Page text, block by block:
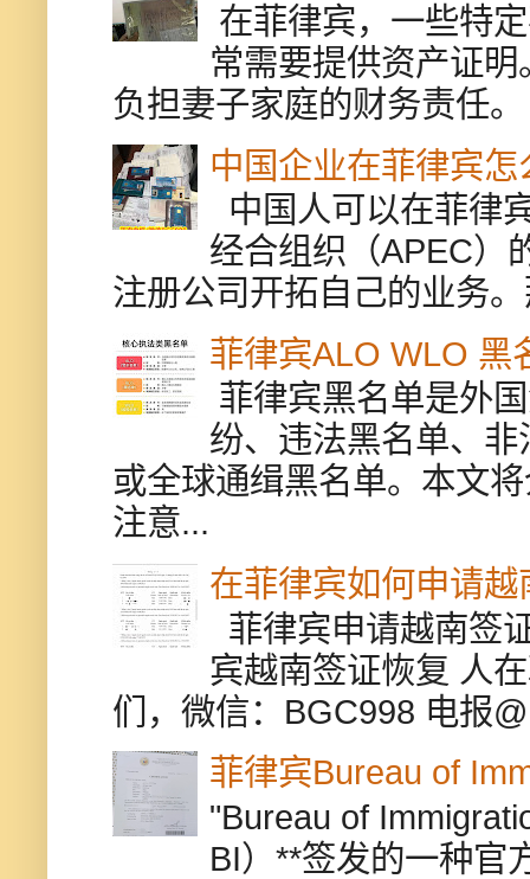
在菲律宾，一些特
常需要提供资产证
负担妻子家庭的财务责任
中国企业在菲律宾怎
中国人可以在菲律
经合组织（APEC）
注册公司开拓自己的业务
菲律宾ALO WLO 黑
菲律宾黑名单是外
纷、违法黑名单、
或全球通缉黑名单。本文
注意...
在菲律宾如何申请越
菲律宾申请越南签
宾越南签证恢复 人
们，微信：BGC998 电报
菲律宾Bureau of
"Bureau of
BI）**签发的一种官